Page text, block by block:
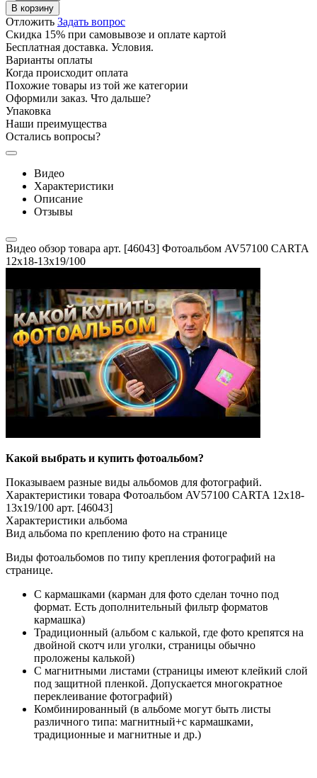
В корзину
Отложить Задать вопрос
Скидка 15% при самовывозе и оплате картой
Бесплатная доставка. Условия.
Варианты оплаты
Когда происходит оплата
Похожие товары из той же категории
Оформили заказ. Что дальше?
Упаковка
Наши преимущества
Остались вопросы?
Видео
Характеристики
Описание
Отзывы
Видео обзор товара арт. [46043] Фотоальбом AV57100 CARTA
12x18-13x19/100
Какой выбрать и купить фотоальбом?
Показываем разные виды альбомов для фотографий.
Характеристики товара Фотоальбом AV57100 CARTA 12x18-
13x19/100 арт. [46043]
Характеристики альбома
Вид альбома по креплению фото на странице
Виды фотоальбомов по типу крепления фотографий на
странице.
С кармашками (карман для фото сделан точно под
формат. Есть дополнительный фильтр форматов
кармашка)
Традиционный (альбом с калькой, где фото крепятся на
двойной скотч или уголки, страницы обычно
проложены калькой)
С магнитными листами (страницы имеют клейкий слой
под защитной пленкой. Допускается многократное
переклеивание фотографий)
Комбинированный (в альбоме могут быть листы
различного типа: магнитный+с кармашками,
традиционные и магнитные и др.)